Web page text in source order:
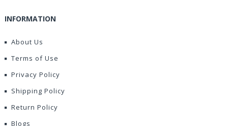
INFORMATION
About Us
Terms of Use
Privacy Policy
Shipping Policy
Return Policy
Blogs